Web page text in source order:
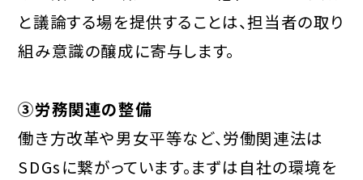
と議論する場を提供することは、担当者の取り
組み意識の醸成に寄与します。
③労務関連の整備
働き方改革や男女平等など、労働関連法は
SDGsに繋がっています。まずは自社の環境を